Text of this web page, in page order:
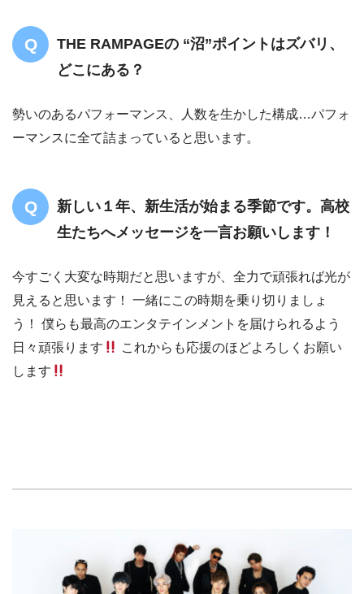
THE RAMPAGEの “沼”ポイントはズバリ、
どこにある？
勢いのあるパフォーマンス、人数を生かした構成…パフォ
ーマンスに全て詰まっていると思います。
新しい１年、新生活が始まる季節です。高校
生たちへメッセージを一言お願いします！
今すごく大変な時期だと思いますが、全力で頑張れば光が
見えると思います！ 一緒にこの時期を乗り切りましょ
う！ 僕らも最高のエンタテインメントを届けられるよう
日々頑張ります
これからも応援のほどよろしくお願い
します